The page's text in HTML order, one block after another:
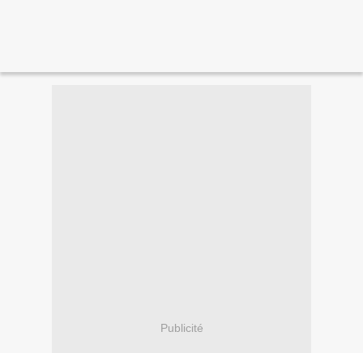
Publicité